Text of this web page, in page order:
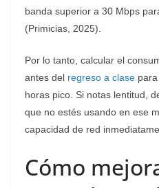
banda superior a 30 Mbps
(Primicias, 2025).
Por lo tanto, calcular el
antes del regreso a clase
horas pico. Si notas lentitud,
que no estés usando en ese
capacidad de red
Cómo